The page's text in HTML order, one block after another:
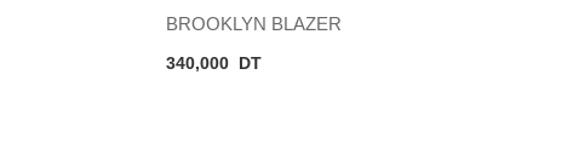
BROOKLYN BLAZER
340,000 DT